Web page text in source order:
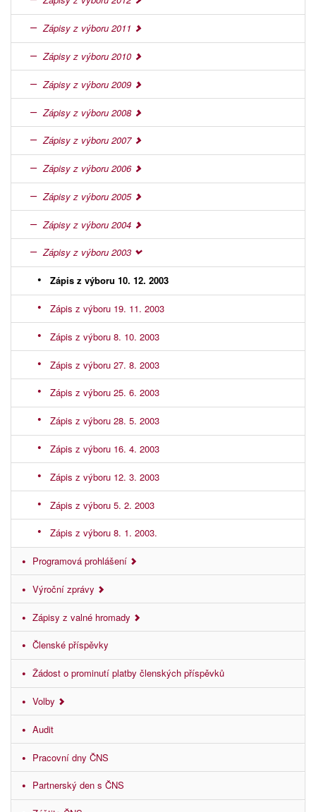
Zápisy z výboru 2011
Zápisy z výboru 2010
Zápisy z výboru 2009
Zápisy z výboru 2008
Zápisy z výboru 2007
Zápisy z výboru 2006
Zápisy z výboru 2005
Zápisy z výboru 2004
Zápisy z výboru 2003
Zápis z výboru 10. 12. 2003
Zápis z výboru 19. 11. 2003
Zápis z výboru 8. 10. 2003
Zápis z výboru 27. 8. 2003
Zápis z výboru 25. 6. 2003
Zápis z výboru 28. 5. 2003
Zápis z výboru 16. 4. 2003
Zápis z výboru 12. 3. 2003
Zápis z výboru 5. 2. 2003
Zápis z výboru 8. 1. 2003.
Programová prohlášení
Výroční zprávy
Zápisy z valné hromady
Členské příspěvky
Žádost o prominutí platby členských příspěvků
Volby
Audit
Pracovní dny ČNS
Partnerský den s ČNS